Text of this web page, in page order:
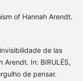
of Hannah Arendt.
invisibilidade de las
Arendt. In: BIRULÉS,
de pensar.